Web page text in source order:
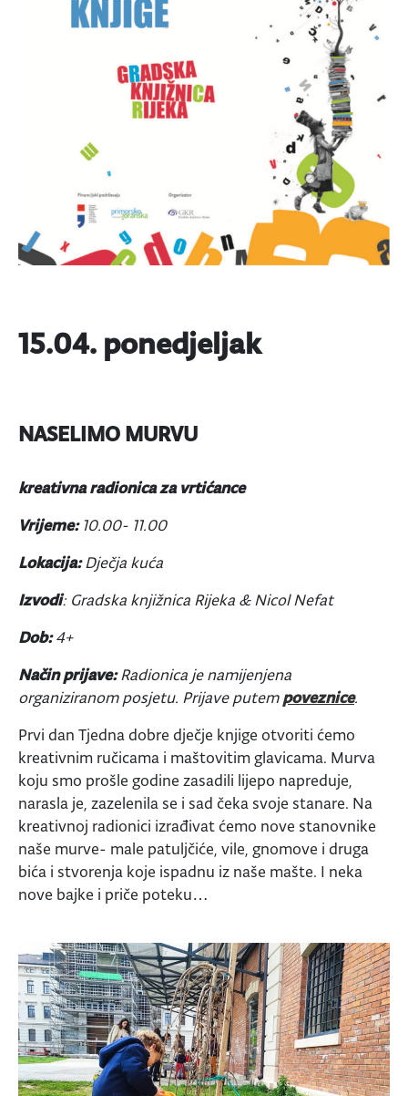
15.04. ponedjeljak
NASELIMO MURVU
kreativna radionica za vrtićance
Vrijeme:10.00- 11.00
Lokacija:Dječja kuća
Izvodi: Gradska knjižnica Rijeka & Nicol Nefat
Dob:4+
Način prijave:Radionica je namijenjena
organiziranom posjetu. Prijave putempoveznice.
Prvi dan Tjedna dobre dječje knjige otvoriti ćemo
kreativnim ručicama i maštovitim glavicama. Murva
koju smo prošle godine zasadili lijepo napreduje,
narasla je, zazelenila se i sad čeka svoje stanare. Na
kreativnoj radionici izrađivat ćemo nove stanovnike
naše murve- male patuljčiće, vile, gnomove i druga
bića i stvorenja koje ispadnu iz naše mašte. I neka
nove bajke i priče poteku…